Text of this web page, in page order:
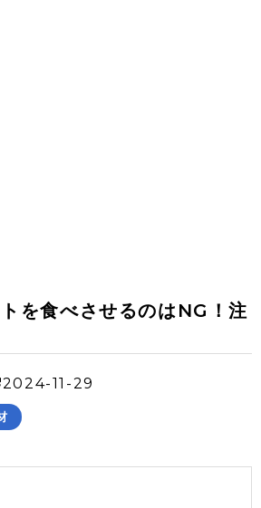
を食べさせるのはNG！注
2024-11-29